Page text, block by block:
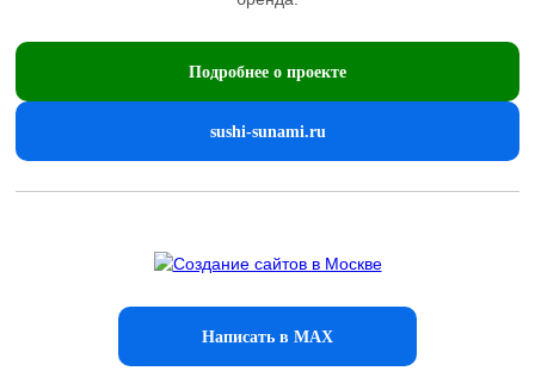
Подробнее о проекте
sushi-sunami.ru
Написать в MAX